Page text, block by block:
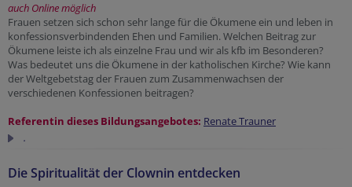
auch Online möglich
Frauen setzen sich schon sehr lange für die Ökumene ein und leben in
konfessionsverbindenden Ehen und Familien. Welchen Beitrag zur
Ökumene leiste ich als einzelne Frau und wir als kfb im Besonderen?
Was bedeutet uns die Ökumene in der katholischen Kirche? Wie kann
der Weltgebetstag der Frauen zum Zusammenwachsen der
verschiedenen Konfessionen beitragen?
Referentin dieses Bildungsangebotes: Renate Trauner
.
Die Spiritualität der Clownin entdecken